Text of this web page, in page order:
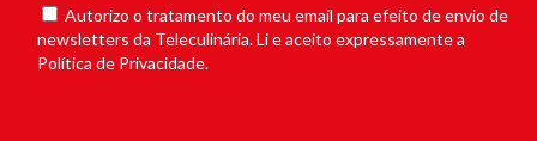
Autorizo o tratamento do meu email para efeito de envio de
newsletters da Teleculinária. Li e aceito expressamente a
Política de Privacidade.